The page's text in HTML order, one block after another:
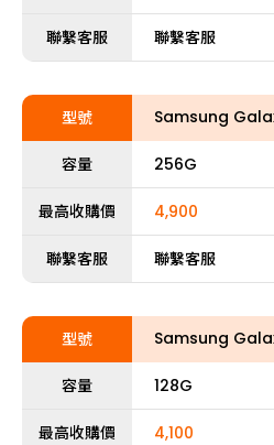
聯繫客服 聯繫客服
型號 Samsung
容量 256G
最高收購價 4,900
聯繫客服 聯繫客服
型號 Samsung
容量 128G
最高收購價 4,100